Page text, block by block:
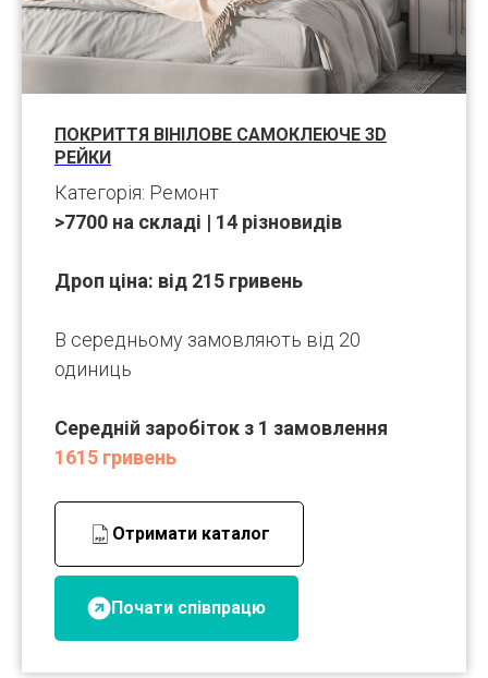
ПОКРИТТЯ ВІНІЛОВЕ САМОКЛЕЮЧЕ 3D
РЕЙКИ
Категорія: Ремонт
>7700 на складі | 14 різновидів
Дроп ціна: від 215 гривень
В середньому замовляють від 20
одиниць
Середній заробіток з 1 замовлення
1615 гривень
Отримати каталог
Почати співпрацю